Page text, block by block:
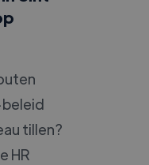
beleid
tillen?
HR